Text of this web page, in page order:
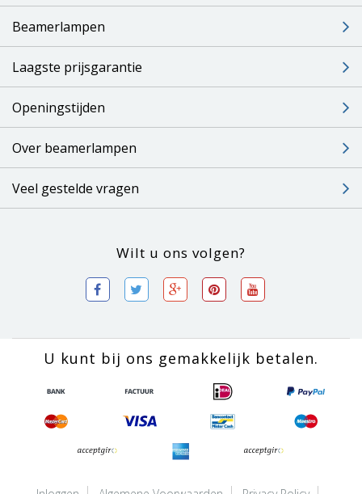
Beamerlampen
Laagste prijsgarantie
Openingstijden
Over beamerlampen
Veel gestelde vragen
Wilt u ons volgen?
U kunt bij ons gemakkelijk betalen.